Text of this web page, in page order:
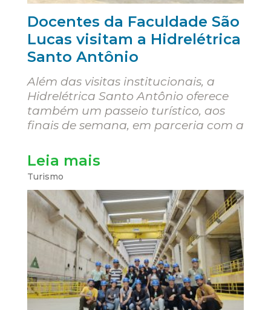
Docentes da Faculdade São
Lucas visitam a Hidrelétrica
Santo Antônio
Além das visitas institucionais, a
Hidrelétrica Santo Antônio oferece
também um passeio turístico, aos
finais de semana, em parceria com a
Leia mais
Turismo